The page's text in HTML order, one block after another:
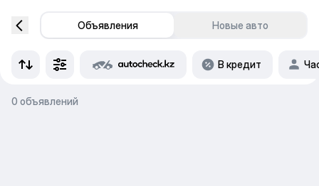
Объявления Новые авто
В кредит
0 объявлений